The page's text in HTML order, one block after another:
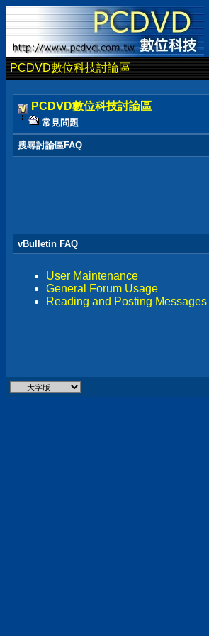
PCDVD數位科技討論區
PCDVD數位科技討論區
常見問題
搜尋討論區FAQ
vBulletin FAQ
User Maintenance
General Forum Usage
Reading and Posting Messages